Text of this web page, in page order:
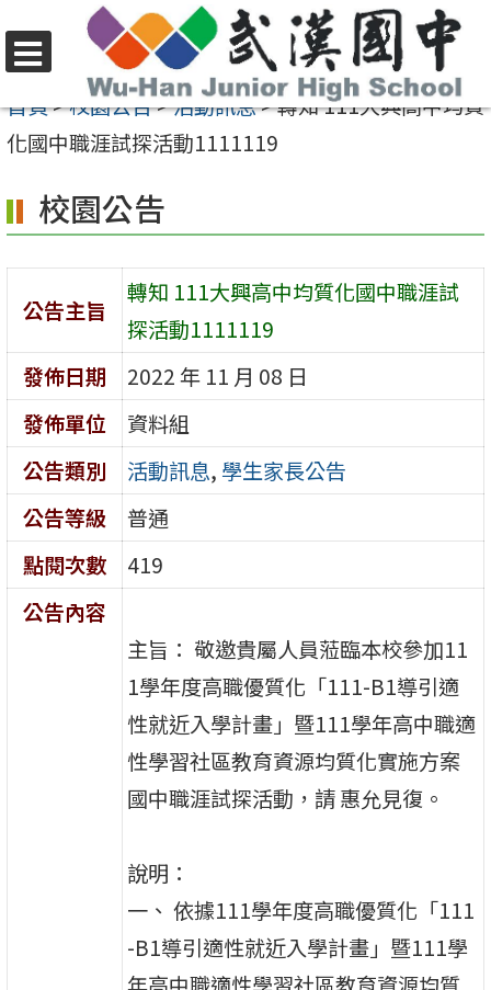
至
要
容
區
選
單
首頁>校園公告>活動訊息>轉知 111大興高中均質
化國中職涯試探活動1111119
校園公告
公告主旨
轉知 111大興高中均質化國中職涯試
探活動1111119
發佈日期
2022 年 11 月 08 日
發佈單位
資料組
公告類別
活動訊息, 學生家長公告
公告等級
普通
點閱次數
419
公告內容
主旨： 敬邀貴屬人員蒞臨本校參加11
1學年度高職優質化「111-B1導引適
性就近入學計畫」暨111學年高中職適
性學習社區教育資源均質化實施方案
國中職涯試探活動，請 惠允見復。
說明：
一、 依據111學年度高職優質化「111
-B1導引適性就近入學計畫」暨111學